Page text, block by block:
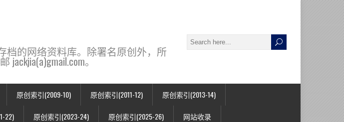
档的网络资料库。除署名原创外，所
。
原创索引(2009-10) 原创索引(2011-12) 原创索引(2013-14)
22) 原创索引(2023-24) 原创索引(2025-26) 网站收录